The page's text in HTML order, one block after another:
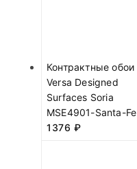
Контрактные обои
Versa Designed
Surfaces Soria
MSE4901-Santa-Fe
1376 ₽